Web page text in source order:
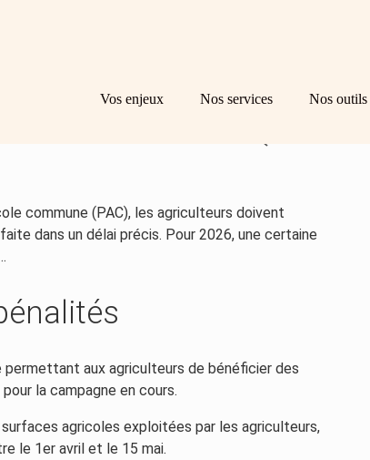
Vos enjeux Nos services Nos outils
commune (PAC), les agriculteurs doivent
dans un délai précis. Pour 2026, une certaine
permettant aux agriculteurs de bénéficier des
la campagne en cours.
agricoles exploitées par les agriculteurs,
le 1er avril et le 15 mai.